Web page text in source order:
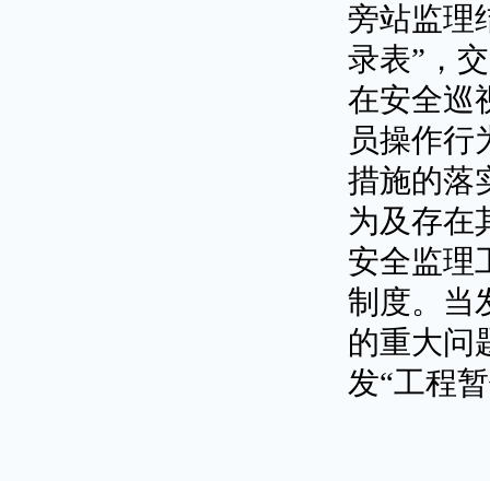
旁站监理
录表”，
在安全巡
员操作行
措施的落
为及存在
安全监理
制度。当
的重大问
发“工程